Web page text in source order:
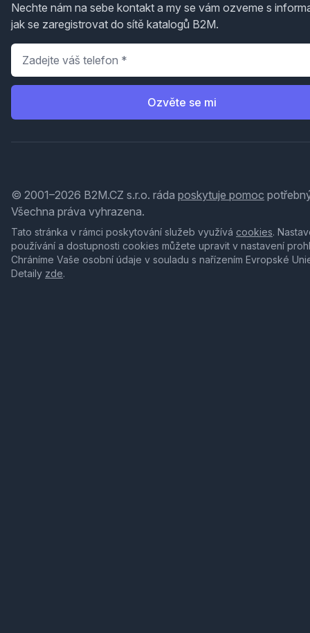
Nechte nám na sebe kontakt a my se vám ozveme s
jak se zaregistrovat do sítě katalogů B2M.
Telefon
Ozvěte se mi
© 2001–2026 B2M.CZ s.r.o. ráda poskytuje pomoc
Všechna práva vyhrazena.
Tato stránka v rámci poskytování služeb využívá cookies.
používání a dostupnosti cookies můžete upravit v nastavení
Chráníme Vaše osobní údaje v souladu s nařízením Evropské
Detaily zde.